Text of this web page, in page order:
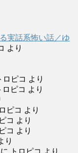
実話系怖い話／ゆ
より
ロピコ より
ロピコ より
ピコ より
コ より
コ より
り
に トロピコ より